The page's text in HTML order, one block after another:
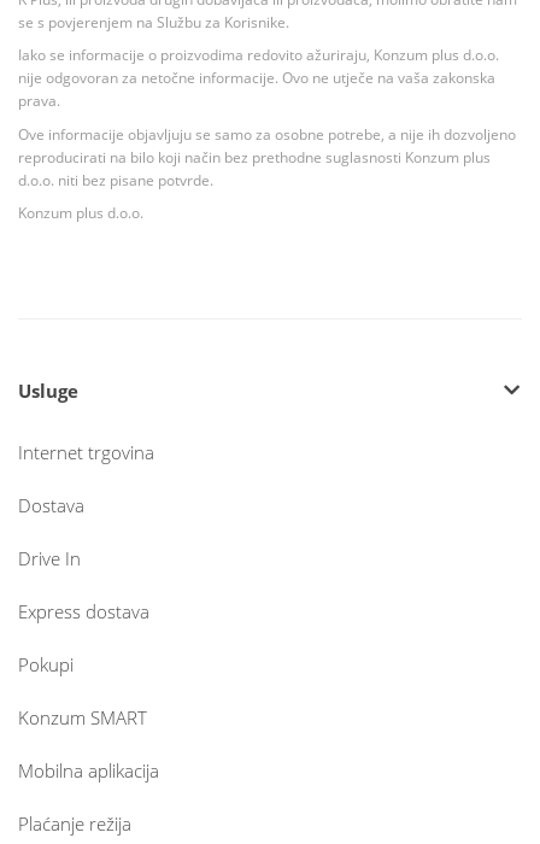
se s povjerenjem na Službu za Korisnike.
Iako se informacije o proizvodima redovito ažuriraju, Konzum plus d.o.o.
nije odgovoran za netočne informacije. Ovo ne utječe na vaša zakonska
prava.
Ove informacije objavljuju se samo za osobne potrebe, a nije ih dozvoljeno
reproducirati na bilo koji način bez prethodne suglasnosti Konzum plus
d.o.o. niti bez pisane potvrde.
Konzum plus d.o.o.
Usluge
Internet trgovina
Dostava
Drive In
Express dostava
Pokupi
Konzum SMART
Mobilna aplikacija
Plaćanje režija